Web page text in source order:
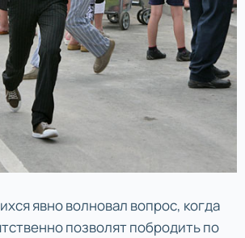
явно волновал вопрос, когда
позволят побродить по